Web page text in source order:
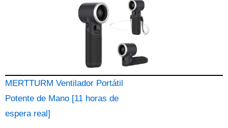
MERTTURM Ventilador Portátil
Potente de Mano [11 horas de
espera real]